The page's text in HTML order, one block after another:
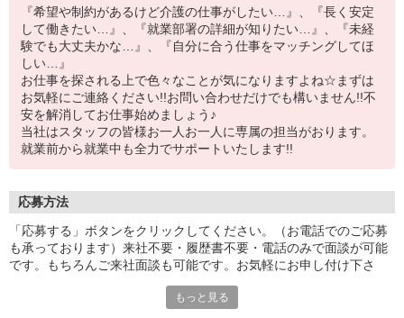
『希望や制約があるけど介護の仕事がしたい…』、『長く安定
して働きたい…』、『就業部署の詳細が知りたい…』、『未経
験でも大丈夫かな…』、『自分に合う仕事をマッチングしてほ
しい…』
お仕事を探される上で色々なことが気になりますよね☆まずは
お気軽にご連絡ください!!お問い合わせだけでも構いません!!不
安を解消してお仕事始めましょう♪
当社はスタッフの皆様お一人お一人に専属の担当がおります。
就業前から就業中も全力でサポートいたします!!
応募方法
「応募する」ボタンをクリックしてください。（お電話でのご応募
も承っております）来社不要・履歴書不要・電話のみで面談が可能
です。もちろんご来社面談も可能です。お気軽にお申し付け下さ
もっと見る